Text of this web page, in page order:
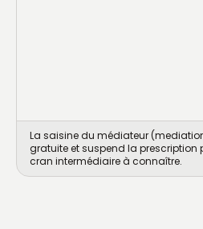
La saisine du médiateur
gratuite et suspend la
cran intermédiaire à connaître.